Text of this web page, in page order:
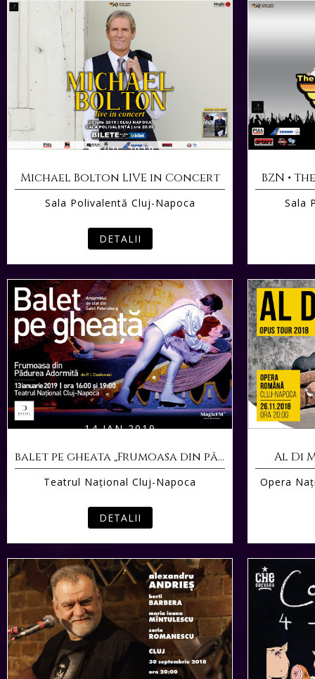
20 IUL 2019
Michael Bolton LIVE in Concert
Sala Polivalentă Cluj-Napoca
DETALII
BZN •
Sala
14 IAN 2019
balet pe gheata „Frumoasa din pădurea adormită“
Teatrul Naţional Cluj-Napoca
DETALII
Al Di
Opera